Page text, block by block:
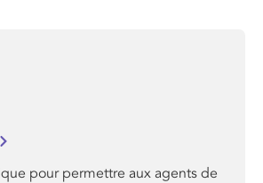
pour permettre aux agents de